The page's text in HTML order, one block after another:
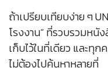
ถ้าเปรียบเทียบง่าย ๆ
โรงงาน” ที่รวบรวมหนั
เก็บไว้ในที่เดียว และทุ
ไม่ต้องไปค้นหาหลายที่